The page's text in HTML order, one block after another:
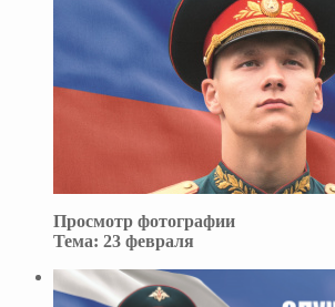
Просмотр фотографии
Тема: 23 февраля